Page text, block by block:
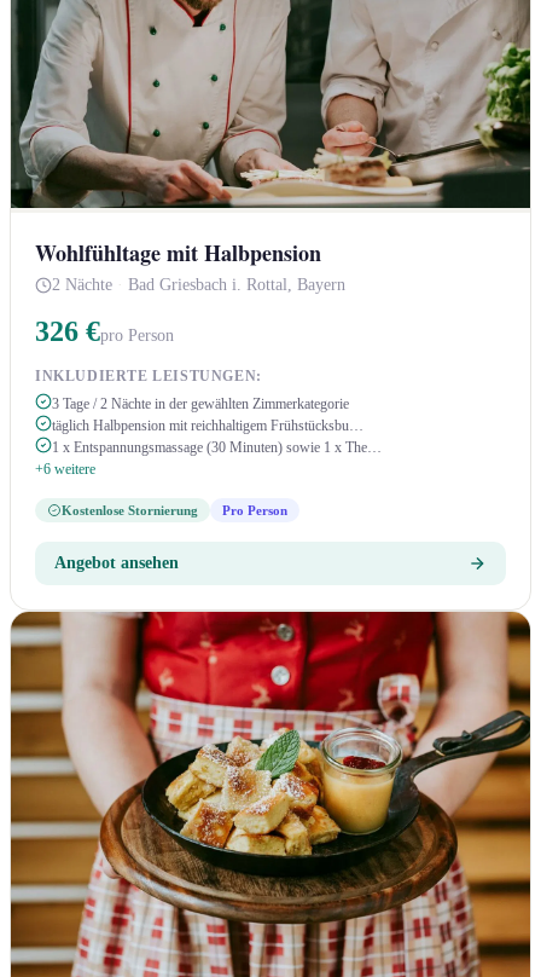
Wohlfühltage mit Halbpension
2 Nächte · Bad Griesbach i. Rottal, Bayern
326 €pro Person
INKLUDIERTE LEISTUNGEN:
3 Tage / 2 Nächte in der gewählten Zimmerkategorie
täglich Halbpension mit reichhaltigem Frühstücksbu…
1 x Entspannungsmassage (30 Minuten) sowie 1 x The…
+6 weitere
Kostenlose Stornierung Pro Person
Angebot ansehen